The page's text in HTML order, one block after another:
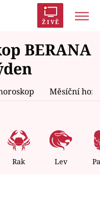
ŽIVĚ
AYTO?
BERANA
Měsíční
Rak Lev